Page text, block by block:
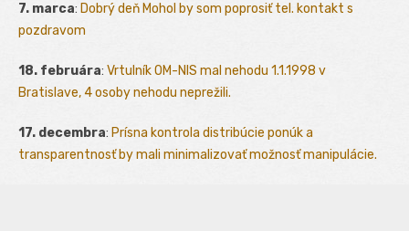
7. marca: Dobrý deň Mohol by som poprosiť tel. kontakt s
pozdravom
18. februára: Vrtulník OM-NIS mal nehodu 1.1.1998 v
Bratislave, 4 osoby nehodu neprežili.
17. decembra: Prísna kontrola distribúcie ponúk a
transparentnosť by mali minimalizovať možnosť manipulácie.